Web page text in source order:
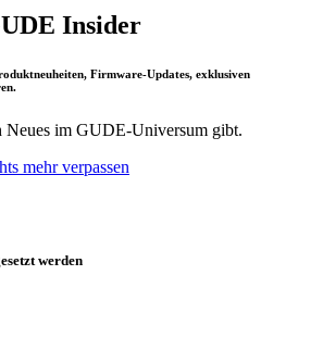
Insider
Firmware-Updates, exklusiven
Neues im GUDE-Universum gibt.
mehr verpassen
werden